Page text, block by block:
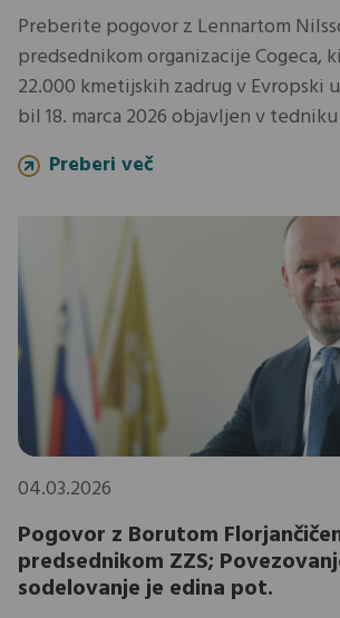
Preberite pogovor z Lennartom
predsednikom organizacije Cogeca,
22.000 kmetijskih zadrug v Evropski
bil 18. marca 2026 objavljen v
Preberi več
04.03.2026
Pogovor z Borutom
predsednikom ZZS;
sodelovanje je edina pot.